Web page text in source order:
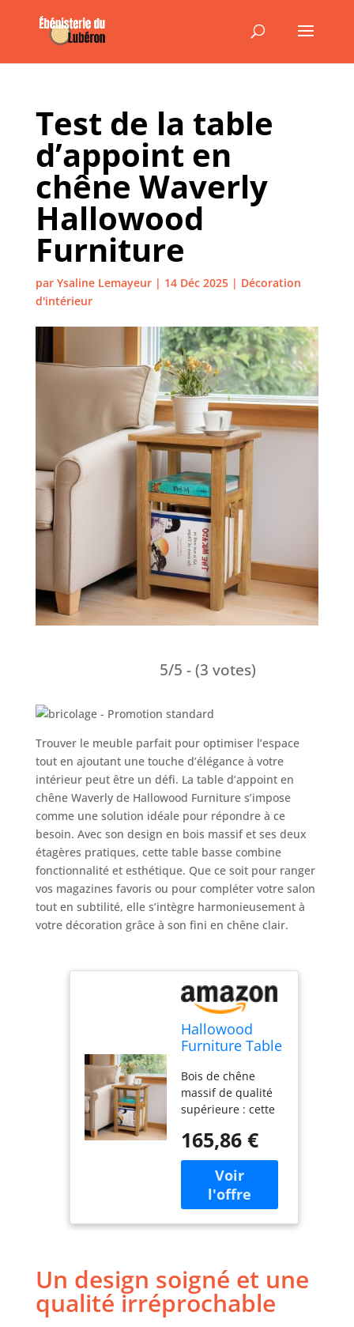
Test de la table
d’appoint en
chêne Waverly
Hallowood
Furniture
par Ysaline Lemayeur| 14 Déc 2025| Décoration
d'intérieur
5/5 - (3 votes)
Trouver le meuble parfait pour optimiser l’espace
tout en ajoutant une touche d’élégance à votre
intérieur peut être un défi. La table d’appoint en
chêne Waverly de Hallowood Furniture s’impose
comme une solution idéale pour répondre à ce
besoin. Avec son design en bois massif et ses deux
étagères pratiques, cette table basse combine
fonctionnalité et esthétique. Que ce soit pour ranger
vos magazines favoris ou pour compléter votre salon
tout en subtilité, elle s’intègre harmonieusement à
votre décoration grâce à son fini en chêne clair.
Hallowood
Furniture Table
chêne Waverly,
Table à
Magazines en
avec
Rangement,
Table Basse en
Bois Massif
avec 2
étagères, Petite
Table Basse en
chêne
Bois de chêne
massif de qualité
supérieure : cette
chêne Waverly
dispose d'un cadre
en chêne massif,
de pieds robustes
et de panneaux en
placage de chêne
quelle pièce, cette
petite table basse
est élégante,
165,86 €
Un design soigné et une
qualité irréprochable